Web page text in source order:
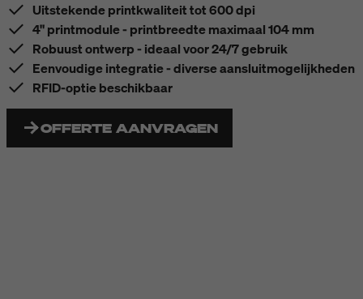
Uitstekende printkwaliteit tot 600 dpi
4" printmodule - printbreedte maximaal 104 mm
Robuust ontwerp - ideaal voor 24/7 gebruik
Eenvoudige integratie - diverse aansluitmogelijkheden
RFID-optie beschikbaar
OFFERTE AANVRAGEN